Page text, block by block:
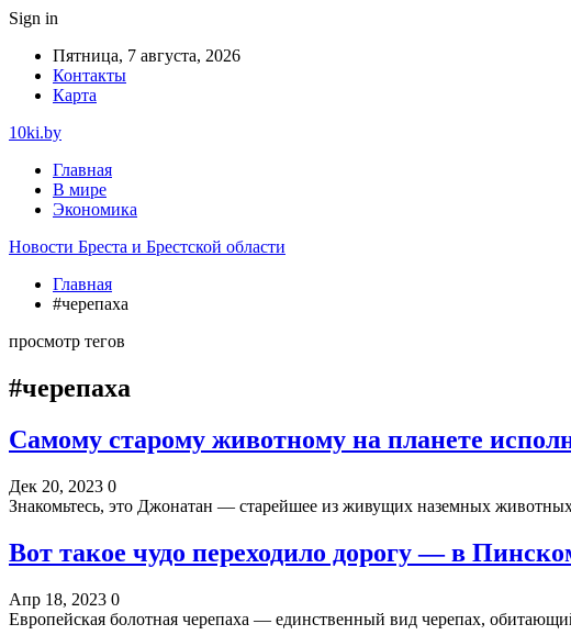
Sign in
Пятница, 7 августа, 2026
Контакты
Карта
10ki.by
Главная
В мире
Экономика
Новости Бреста и Брестской области
Главная
#черепаха
просмотр тегов
#черепаха
Самому старому животному на планете
Дек 20, 2023 0
Знакомьтесь, это Джонатан — старейшее из живущих наземных
Вот такое чудо переходило дорогу — в
Апр 18, 2023 0
Европейская болотная черепаха — единственный вид черепах,